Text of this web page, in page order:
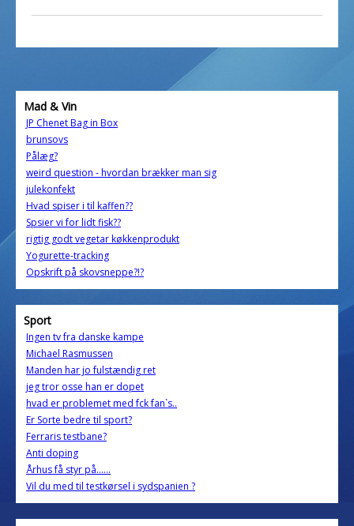
Mad & Vin
JP Chenet Bag in Box
brunsovs
Pålæg?
weird question - hvordan brækker man sig
julekonfekt
Hvad spiser i til kaffen??
Spsier vi for lidt fisk??
rigtig godt vegetar køkkenprodukt
Yogurette-tracking
Opskrift på skovsneppe?!?
Sport
Ingen tv fra danske kampe
Michael Rasmussen
Manden har jo fulstændig ret
jeg tror osse han er dopet
hvad er problemet med fck fan`s..
Er Sorte bedre til sport?
Ferraris testbane?
Anti doping
Århus få styr på......
Vil du med til testkørsel i sydspanien ?